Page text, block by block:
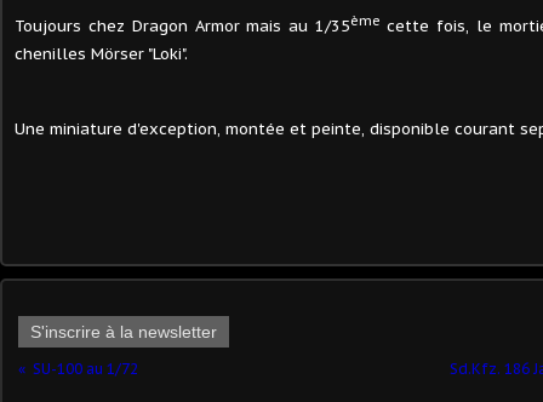
Toujours chez Dragon Armor mais au 1/35ème cette fois, le
chenilles Mörser "Loki".
Une miniature d'exception, montée et peinte, disponible courant
S'inscrire à la newsletter
SU-100 au 1/72 Sd.Kfz. 186